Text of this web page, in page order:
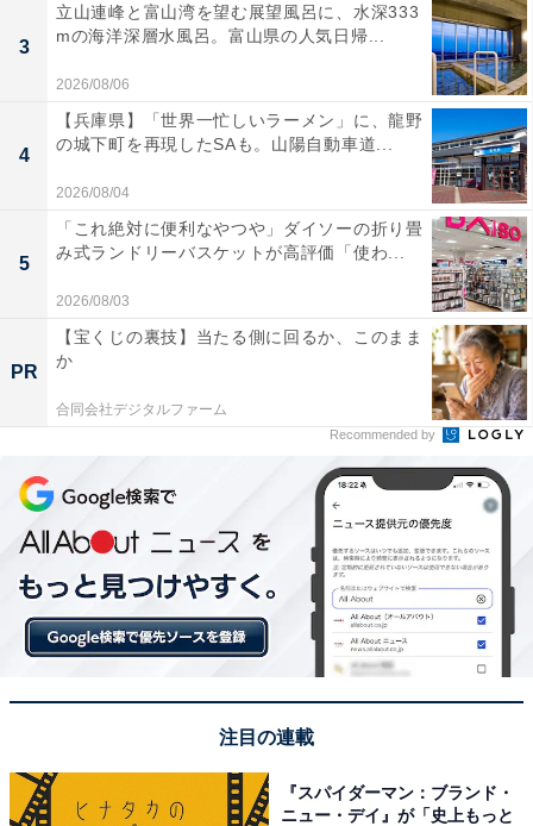
3
立山連峰と富山湾を望む展望風呂に、水深333
mの海洋深層水風呂。富山県の人気日帰...
2026/08/06
4
【兵庫県】「世界一忙しいラーメン」に、龍野
の城下町を再現したSAも。山陽自動車道...
2026/08/04
5
「これ絶対に便利なやつや」ダイソーの折り畳
み式ランドリーバスケットが高評価「使わ...
2026/08/03
PR
【宝くじの裏技】当たる側に回るか、このまま
か
合同会社デジタルファーム
Recommended by
注目の連載
『スパイダーマン：ブランド・
ニュー・デイ』が「史上もっと